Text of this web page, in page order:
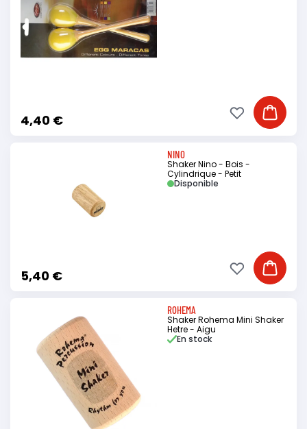
4,40 € Ajouter
Ajouter à ma
NINO
Shaker Nino - Bois -
Cylindrique - Petit
5,40 €
Disponible
Ajouter
Ajouter à ma
ROHEMA
Shaker Rohema Mini Shaker
Hetre - Aigu
En stock